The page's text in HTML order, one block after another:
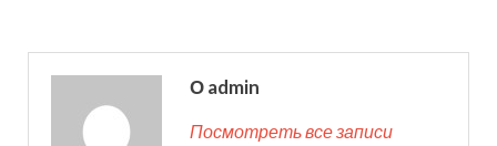
О admin
Посмотреть все записи